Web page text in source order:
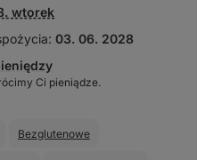
wtorek
03. 06. 2028
Ci pieniądze.
Bezglutenowe